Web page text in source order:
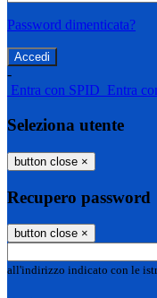
Password dimenticata?
-
Entra con SPID Entra
Seleziona utente
button close ×
Recupero password
button close ×
all'indirizzo indicato con le